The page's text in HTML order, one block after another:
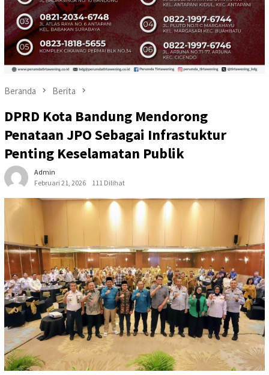
Beranda Berita
DPRD Kota Bandung Mendorong
Penataan JPO Sebagai Infrastuktur
Penting Keselamatan Publik
Admin
Februari 21, 2026
111 Dilihat